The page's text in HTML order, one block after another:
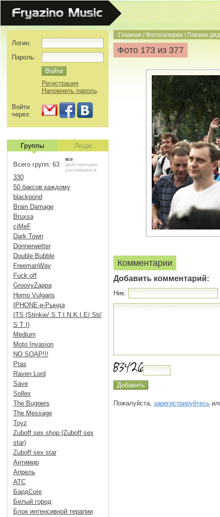
Главная /Фотогалереи / Плохие
Фото 173 из 377
Комментарии
Добавить комментарий:
Ник:
Пожалуйста, зарегистрируйтесь
Логин:
Пароль:
Регистрация
Напомнить пароль
Войти
через:
Группы Люди
Всего групп: 63
все
действующие
распавшиеся
330
50 баксов каждому
blackpond
Brain Damage
Bruxsa
cjMeF
Dark Town
Donnerwetter
Double Bubble
FreemanWay
Fuck off
GroovyZappa
Homo Vulgaris
IPHONE-и-Рында
ITS (Stinkie/ S.T.I.N.K.I.E/ Sti/
S T I)
Medium
Moto Invasion
NO SOAP!!!
Ptas
Raven Lord
Save
Sollex
The Buggers
The Message
Toyz
Zuboff sex shop (Zuboff sex
star)
Zuboff sex star
Антимир
Апрель
АТС
БардCore
Белый город
Блок интенсивной терапии